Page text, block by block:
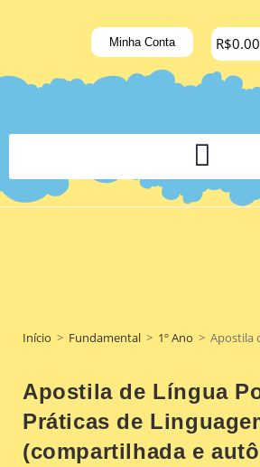
Minha Conta R$0.00
Início > Fundamental > 1º Ano > Apostila
Apostila de Língua
Práticas de
(compartilhada e